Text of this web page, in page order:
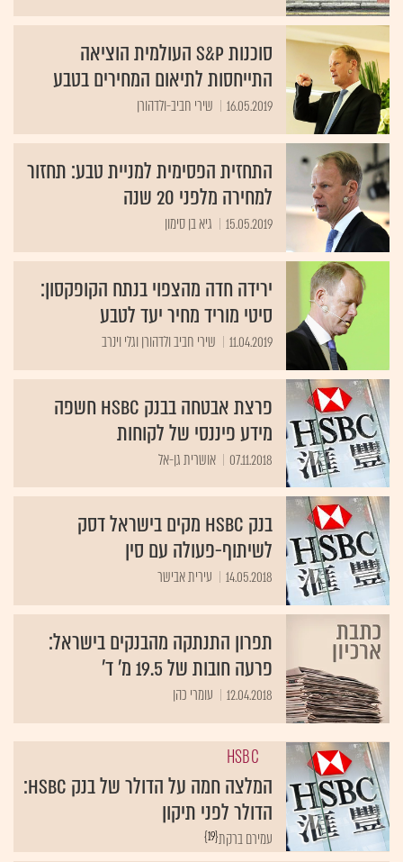
סוכנות S&P העולמית הוציאה
התייחסות לתיאום המחירים בטבע
16.05.2019 שירי חביב-ולדהורן
התחזית הפסימית למניית טבע: תחזור
למחירה מלפני 20 שנה
15.05.2019 גיא בן סימון
ירידה חדה מהצפוי בנתח הקופקסון:
סיטי מוריד מחיר יעד לטבע
11.04.2019 שירי חביב ולדהורן וגלי וינרב
פרצת אבטחה בבנק HSBC חשפה
מידע פיננסי של לקוחות
07.11.2018 אושרית גן-אל
בנק HSBC מקים בישראל דסק
לשיתוף-פעולה עם סין
14.05.2018 עירית אבישר
תפרון התנתקה מהבנקים בישראל:
פרעה חובות של 19.5 מ' ד'
12.04.2018 עומרי כהן
HSBC
המלצה חמה על הדולר של בנק HSBC:
הדולר לפני תיקון
{19}עמירם ברקת